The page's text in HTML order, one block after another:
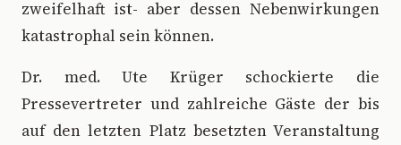
zweifelhaft ist- aber dessen Nebenwirkungen
katastrophal sein können.
Dr. med. Ute Krüger schockierte die
Pressevertreter und zahlreiche Gäste der bis
auf den letzten Platz besetzten Veranstaltung